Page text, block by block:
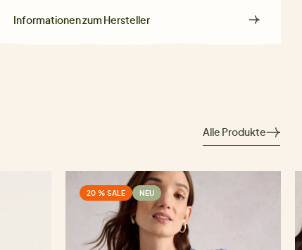
Informationen zum Hersteller
Alle Produkte
20 % SALE NEU